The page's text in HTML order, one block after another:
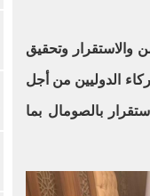
والاستقرار وتحقيق
الدوليين من أجل
بالصومال بما